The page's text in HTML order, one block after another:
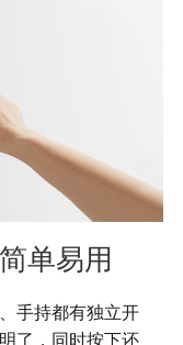
单易用
手持都有独立开
了，同时按下还